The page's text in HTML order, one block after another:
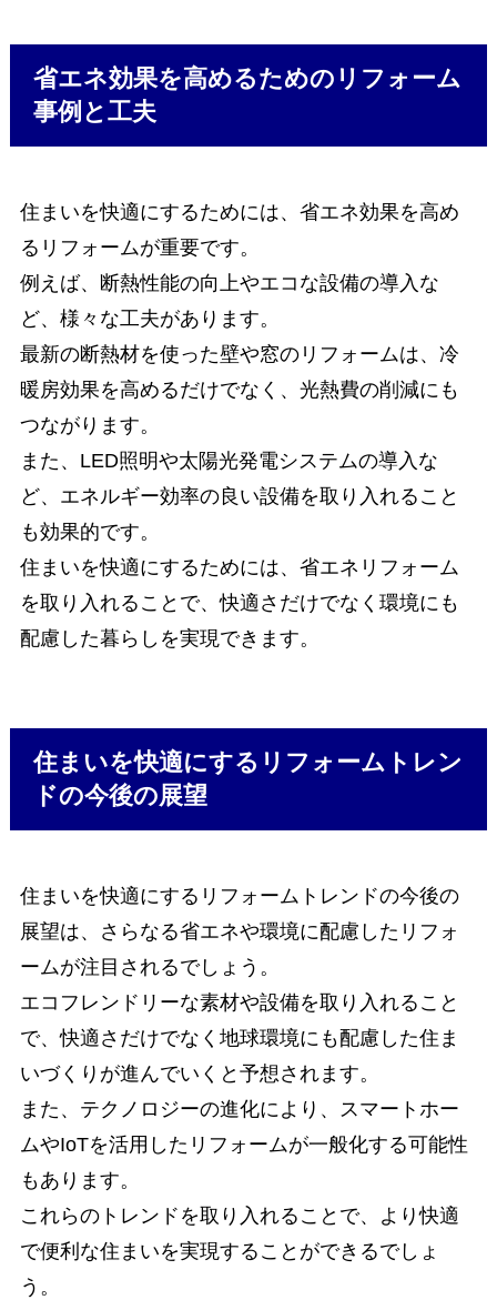
省エネ効果を高めるためのリフォーム
事例と工夫
住まいを快適にするためには、省エネ効果を高め
るリフォームが重要です。
例えば、断熱性能の向上やエコな設備の導入な
ど、様々な工夫があります。
最新の断熱材を使った壁や窓のリフォームは、冷
暖房効果を高めるだけでなく、光熱費の削減にも
つながります。
また、LED照明や太陽光発電システムの導入な
ど、エネルギー効率の良い設備を取り入れること
も効果的です。
住まいを快適にするためには、省エネリフォーム
を取り入れることで、快適さだけでなく環境にも
配慮した暮らしを実現できます。
住まいを快適にするリフォームトレン
ドの今後の展望
住まいを快適にするリフォームトレンドの今後の
展望は、さらなる省エネや環境に配慮したリフォ
ームが注目されるでしょう。
エコフレンドリーな素材や設備を取り入れること
で、快適さだけでなく地球環境にも配慮した住ま
いづくりが進んでいくと予想されます。
また、テクノロジーの進化により、スマートホー
ムやIoTを活用したリフォームが一般化する可能性
もあります。
これらのトレンドを取り入れることで、より快適
で便利な住まいを実現することができるでしょ
う。